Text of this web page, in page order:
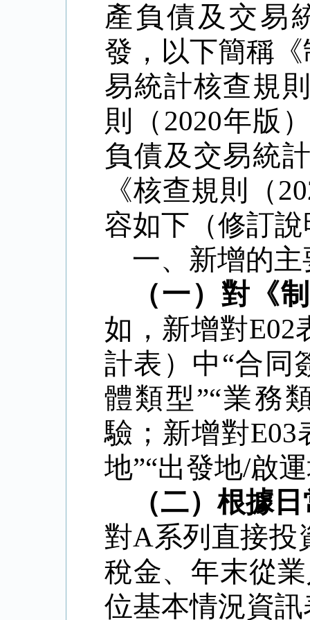
產負債及交易
發，以下簡稱
易統計核查規
則（2020年版
負債及交易統
《核查規則（
容如下（修訂
一、新增的
（一）對《
如，新增對E02
計表）中“合同
體類型”“業務
驗；新增對E03
地”“出發地/啟
（二）根據
對A系列直接投
稅金、年末從
位基本情況資